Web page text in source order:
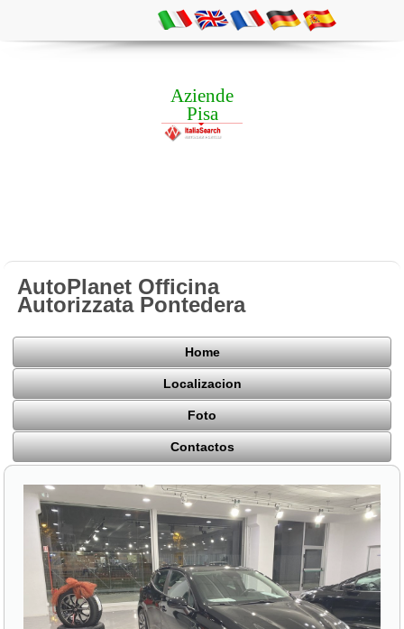
Aziende
Pisa
AutoPlanet Officina
Autorizzata Pontedera
Home
Localizacion
Foto
Contactos